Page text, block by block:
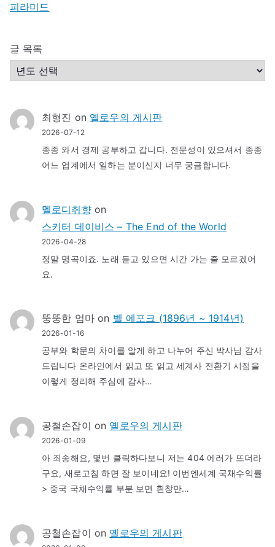
피라미드
글 목록
최형진 on 옐로우의 게시판
2026-07-12
종종 와서 경제 공부하고 갑니다. 전문성이 있으셔서 종종
어느 업계에서 일하는 분이신지 너무 궁금합니다.
멜로디취향on
스키터 데이비스 – The End of the World
2026-04-28
정말 명곡이죠. 노래 듣고 있으면 시간 가는 줄 모르겠어
요.
뚱뚱한 엄마on 벨 에포크 (1896년 ~ 1914년)
2026-01-16
공부와 학문의 차이를 알게 하고 나누어 주신 박사님 감사
드립니다 온라인에서 읽고 또 읽고 세계사 전환기 시점을
이렇게 정리해 주심에 감사…
공철손잡이 on 옐로우의 게시판
2026-01-09
아 죄송해요, 몇번 클릭하다보니 저는 404 에러가 뜨더라
구요, 새로고침 하면 잘 보이네요! 이번엔세계 국채수익률
> 중국 국채수익률 부분 보면 흰창만…
공철손잡이 on 옐로우의 게시판